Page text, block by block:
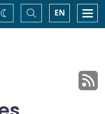
EN
Basculer
la
recherche
Changez
de